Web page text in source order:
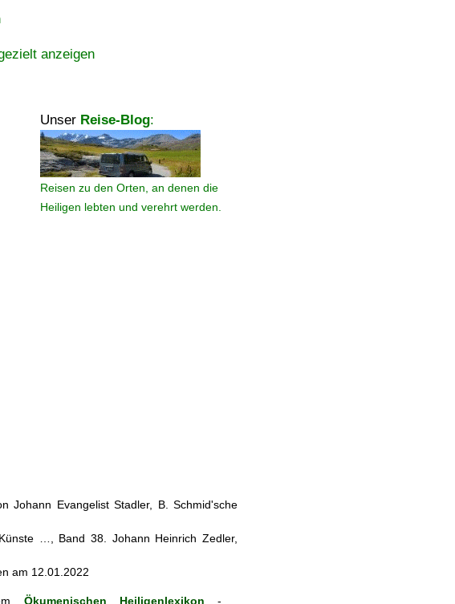
anzeigen
Unser Reise-Blog:
Reisen zu den Orten, an denen die
Heiligen lebten und verehrt werden.
Johann Evangelist Stadler, B. Schmid'sche
…, Band 38. Johann Heinrich Zedler,
am 12.01.2022
Ökumenischen Heiligenlexikon -